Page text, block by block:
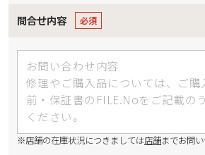
問合せ内容
※店舗の在庫状況につきましては店舗までお問い